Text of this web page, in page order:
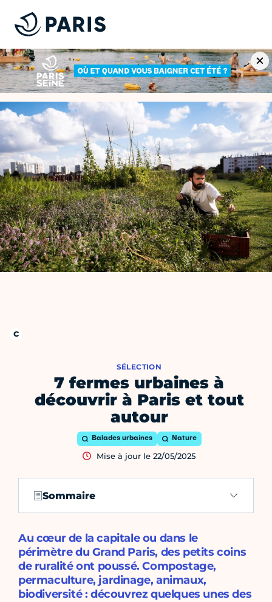
7 fermes urbaines à
découvrir à Paris et tout
autour
SÉLECTION
Balades urbaines Nature
Mise à jour le 22/05/2025
Sommaire
Au cœur de la capitale ou dans le
périmètre du Grand Paris, des petits coins
de ruralité ont poussé. Compostage,
permaculture, jardinage, animaux,
biodiversité : découvrez quelques unes des